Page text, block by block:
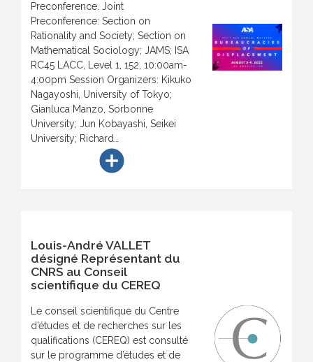
Preconference. Joint
Preconference: Section on
Rationality and Society; Section on
Mathematical Sociology; JAMS; ISA
RC45 LACC, Level 1, 152, 10:00am-
4:00pm Session Organizers: Kikuko
Nagayoshi, University of Tokyo;
Gianluca Manzo, Sorbonne
University; Jun Kobayashi, Seikei
University; Richard…
add_circle
Louis-André VALLET
désigné Représentant du
CNRS au Conseil
scientifique du CEREQ
Le conseil scientifique du Centre
d’études et de recherches sur les
qualifications (CEREQ) est consulté
sur le programme d’études et de